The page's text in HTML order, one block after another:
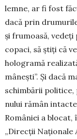
lemne, ar fi fost
dacă prin
și frumoasă,
copaci, să știți că
hologramă
mânești”. Și dacă
schim­bării
nului rămân
României a
„Direcții Naționale